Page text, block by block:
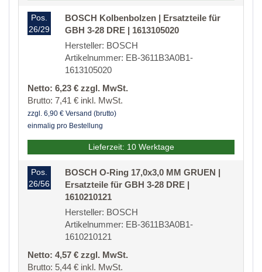
Pos.
26/29
BOSCH Kolbenbolzen | Ersatzteile für
GBH 3-28 DRE | 1613105020
Hersteller: BOSCH
Artikelnummer: EB-3611B3A0B1-
1613105020
Netto: 6,23 € zzgl. MwSt.
Brutto: 7,41 € inkl. MwSt.
zzgl. 6,90 € Versand (brutto)
einmalig pro Bestellung
Lieferzeit: 10 Werktage
Pos.
26/56
BOSCH O-Ring 17,0x3,0 MM GRUEN |
Ersatzteile für GBH 3-28 DRE |
1610210121
Hersteller: BOSCH
Artikelnummer: EB-3611B3A0B1-
1610210121
Netto: 4,57 € zzgl. MwSt.
Brutto: 5,44 € inkl. MwSt.